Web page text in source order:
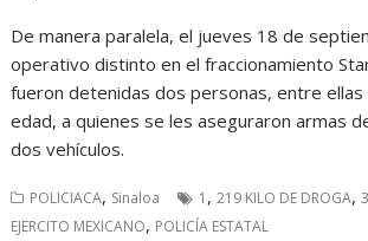
De manera paralela, el jueves 18 de
operativo distinto en el fraccionamiento
fueron detenidas dos personas, entre
edad, a quienes se les aseguraron armas
dos vehículos.
POLICIACA, Sinaloa 1 , 219 KILO DE DROGA,
EJERCITO MEXICANO, POLICÍA ESTATAL